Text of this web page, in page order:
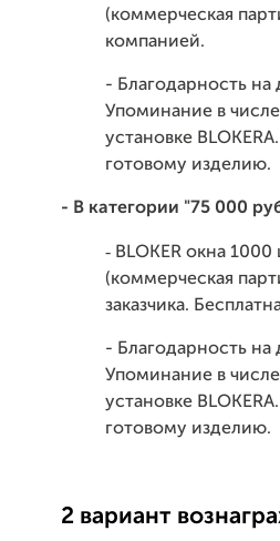
(коммерческая
компанией.
- Благодарность на
Упоминание в
установке
готовому изделию.
- В категории "75 000
- BLOKER окна
(коммерческая
заказчика.
- Благодарность на
Упоминание в
установке
готовому изделию.
2 вариант